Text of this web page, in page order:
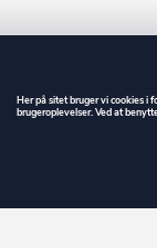
er et
Her på sitet bruger vi cookies i
brugeroplevelser. Ved at